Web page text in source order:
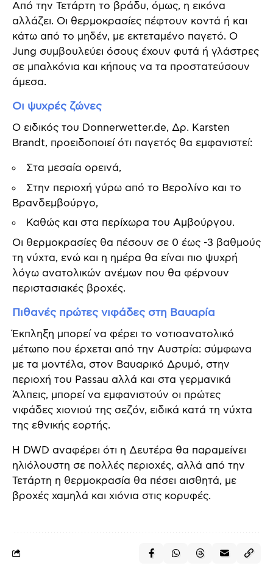
Από την Τετάρτη το βράδυ, όμως, η εικόνα
αλλάζει. Οι θερμοκρασίες πέφτουν κοντά ή και
κάτω από το μηδέν, με εκτεταμένο παγετό. Ο
Jung συμβουλεύει όσους έχουν φυτά ή γλάστρες
σε μπαλκόνια και κήπους να τα προστατεύσουν
άμεσα.
Οι ψυχρές ζώνες
Ο ειδικός του Donnerwetter.de, Δρ. Karsten
Brandt, προειδοποιεί ότι παγετός θα εμφανιστεί:
Στα μεσαία ορεινά,
Στην περιοχή γύρω από το Βερολίνο και το
Βρανδεμβούργο,
Καθώς και στα περίχωρα του Αμβούργου.
Οι θερμοκρασίες θα πέσουν σε 0 έως -3 βαθμούς
τη νύχτα, ενώ και η ημέρα θα είναι πιο ψυχρή
λόγω ανατολικών ανέμων που θα φέρνουν
περιστασιακές βροχές.
Πιθανές πρώτες νιφάδες στη Βαυαρία
Έκπληξη μπορεί να φέρει το νοτιοανατολικό
μέτωπο που έρχεται από την Αυστρία: σύμφωνα
με τα μοντέλα, στον Βαυαρικό Δρυμό, στην
περιοχή του Passau αλλά και στα γερμανικά
Άλπεις, μπορεί να εμφανιστούν οι πρώτες
νιφάδες χιονιού της σεζόν, ειδικά κατά τη νύχτα
της εθνικής εορτής.
Η DWD αναφέρει ότι η Δευτέρα θα παραμείνει
ηλιόλουστη σε πολλές περιοχές, αλλά από την
Τετάρτη η θερμοκρασία θα πέσει αισθητά, με
βροχές χαμηλά και χιόνια στις κορυφές.